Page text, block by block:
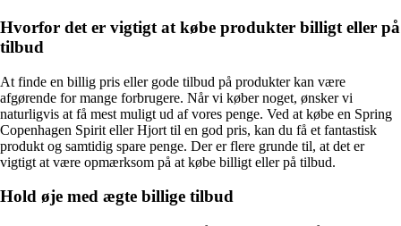
Hvorfor det er vigtigt at købe produkter billigt eller på
tilbud
At finde en billig pris eller gode tilbud på produkter kan være
afgørende for mange forbrugere. Når vi køber noget, ønsker vi
naturligvis at få mest muligt ud af vores penge. Ved at købe en Spring
Copenhagen Spirit eller Hjort til en god pris, kan du få et fantastisk
produkt og samtidig spare penge. Der er flere grunde til, at det er
vigtigt at være opmærksom på at købe billigt eller på tilbud.
Hold øje med ægte billige tilbud